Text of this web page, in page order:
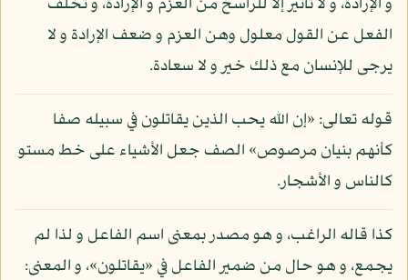
و الإرادة، و لا تأثير إلا للراسخ من العزم و الإرادة، و تخلف
الفعل عن القول معلول وهن العزم و ضعف الإرادة و لا
يرجى للإنسان مع ذلك خير و لا سعادة.
قوله تعالى: «إن الله يحب الذين يقاتلون في سبيله صفا
كأنهم بنيان مرصوص» الصف جعل الأشياء على خط مستو
كالناس و الأشجار.
كذا قاله الراغب، و هو مصدر بمعنى اسم الفاعل و لذا لم
يجمع، و هو حال من ضمير الفاعل في «يقاتلون»، و المعنى: